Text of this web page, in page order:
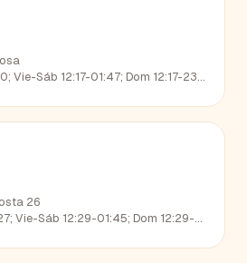
Vie-Sáb 12:17-01:47; Dom 12:17-23:09
26
Sáb 12:29-01:45; Dom 12:29-23:11